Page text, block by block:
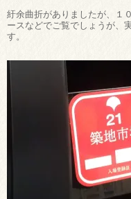
紆余曲折がありましたが、１
ースなどでご覧でしょうが、
す。